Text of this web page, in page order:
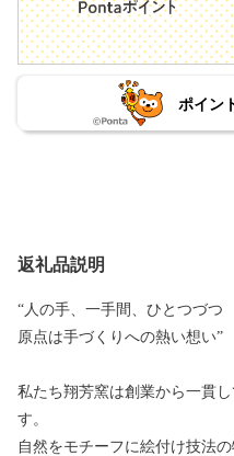
ポイン
返礼品説明
“人の手、一手間、ひとつづつ
原点は手づくりへの熱い想い”
私たち翔芳窯は創業から一貫
す。
自然をモチーフに絵付け技法